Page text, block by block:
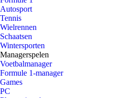
Autosport
Tennis
Wielrennen
Schaatsen
Wintersporten
Managerspelen
Voetbalmanager
Formule 1-manager
Games
PC